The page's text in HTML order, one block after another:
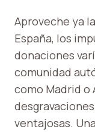
Aproveche ya
España, los
donaciones
comunidad
como Madrid o
ventajosas.